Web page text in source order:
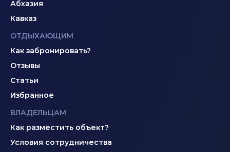
Абхазия
Кавказ
ОТДЫХАЮЩИМ
Как забронировать?
Отзывы
Статьи
Избранное
ВЛАДЕЛЬЦАМ
Как разместить объект?
Условия сотрудничества